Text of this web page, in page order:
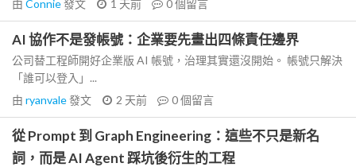
由 Connie發文 1 天前 0個留言
AI 協作不是發帳號：企業要先畫出四條責任邊界
公司替工程師開好企業版 AI 帳號，治理其實還沒開始。 帳號只解決
「誰可以登入」...
由 ryanvale發文 2 天前 0個留言
從 Prompt 到 Graph Engineering：這些不只是新名
詞，而是 AI Agent 踩坑後衍生的工程